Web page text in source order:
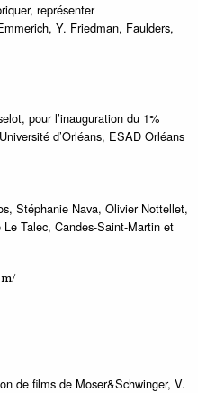
représenter
Y. Friedman, Faulders,
pour l’inauguration du 1%
d’Orléans, ESAD Orléans
Stéphanie Nava, Olivier Nottellet,
Talec, Candes-Saint-Martin et
de films de Moser&Schwinger, V.